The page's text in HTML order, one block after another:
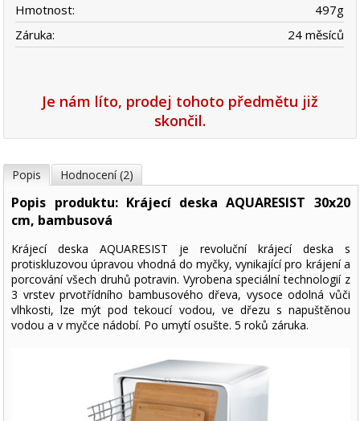
Hmotnost:
497g
Záruka:
24 měsíců
Je nám líto, prodej tohoto předmětu již
skončil.
Popis Hodnocení (2)
Popis produktu: Krájecí deska AQUARESIST 30x20
cm, bambusová
Krájecí deska AQUARESIST je revoluční krájecí deska s
protiskluzovou úpravou vhodná do myčky, vynikající pro krájení a
porcování všech druhů potravin. Vyrobena speciální technologií z
3 vrstev prvotřídního bambusového dřeva, vysoce odolná vůči
vlhkosti, lze mýt pod tekoucí vodou, ve dřezu s napuštěnou
vodou a v myčce nádobí. Po umytí osušte. 5 roků záruka.